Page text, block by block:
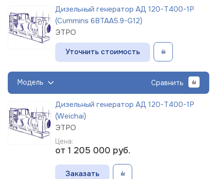
Дизельный генератор АД 120-Т400-1Р
(Cummins 6BTAA5.9-G12)
ЭТРО
Уточнить стоимость
Модель Сравнить
Дизельный генератор АД 120-Т400-1Р
(Weichai)
ЭТРО
Цена:
от 1 205 000 руб.
Заказать